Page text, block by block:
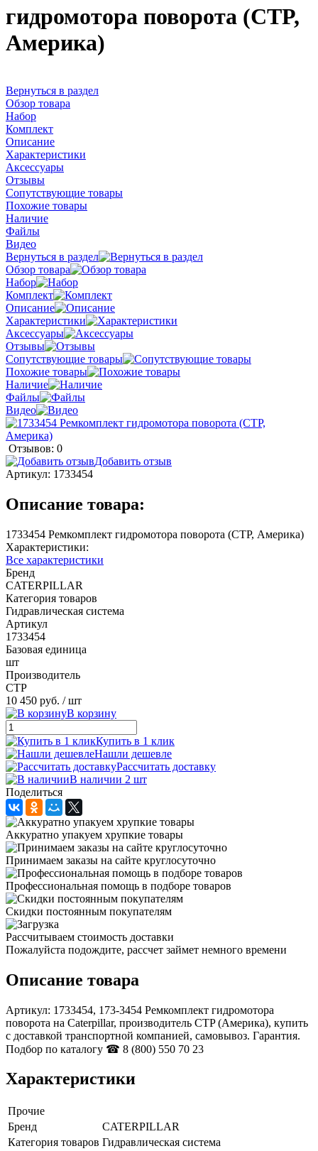
гидромотора поворота (CTP,
Америка)
Вернуться в раздел
Обзор товара
Набор
Комплект
Описание
Характеристики
Аксессуары
Отзывы
Сопутствующие товары
Похожие товары
Наличие
Файлы
Видео
Вернуться в раздел
Обзор товара
Набор
Комплект
Описание
Характеристики
Аксессуары
Отзывы
Сопутствующие товары
Похожие товары
Наличие
Файлы
Видео
Отзывов: 0
Добавить отзыв
Артикул: 1733454
Описание товара:
1733454 Ремкомплект гидромотора поворота (CTP, Америка)
Характеристики:
Все характеристики
Бренд
CATERPILLAR
Категория товаров
Гидравлическая система
Артикул
1733454
Базовая единица
шт
Производитель
CTP
10 450 руб. / шт
В корзину
Купить в 1 клик
Нашли дешевле
Рассчитать доставку
В наличии 2 шт
Поделиться
Аккуратно упакуем хрупкие товары
Принимаем заказы на сайте круглосуточно
Профессиональная помощь в подборе товаров
Скидки постоянным покупателям
Рассчитываем стоимость доставки
Пожалуйста подождите, рассчет займет немного времени
Описание товара
Артикул: 1733454, 173-3454 Ремкомплект гидромотора
поворота на Caterpillar, производитель CTP (Америка), купить
с доставкой транспортной компанией, самовывоз. Гарантия.
Подбор по каталогу ☎ 8 (800) 550 70 23
Характеристики
Прочие
Бренд
CATERPILLAR
Категория товаров Гидравлическая система